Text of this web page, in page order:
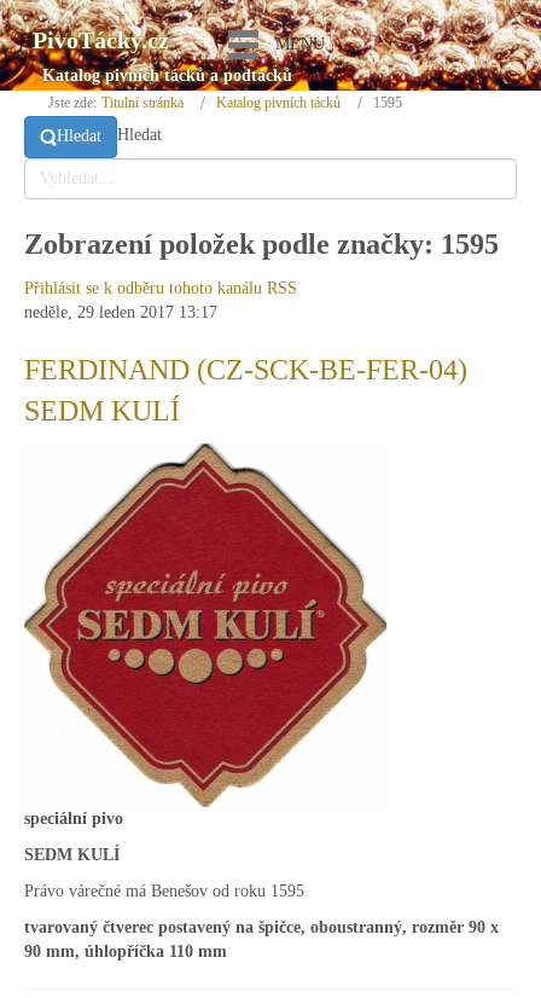
MENU
Katalog pivních tácků a podtácků
PivoTácky.cz
Jste zde: Titulní stránka Katalog pivních tácků 1595
Hledat Hledat
Zobrazení položek podle značky: 1595
Přihlásit se k odběru tohoto kanálu RSS
neděle, 29 leden 2017 13:17
FERDINAND (CZ-SCK-BE-FER-04)
SEDM KULÍ
speciální pivo
SEDM KULÍ
Právo várečné má Benešov od roku 1595
tvarovaný čtverec postavený na špičce, oboustranný, rozměr 90 x
90 mm, úhlopříčka 110 mm